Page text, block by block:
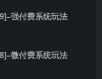
强付费系统玩法
微付费系统玩法